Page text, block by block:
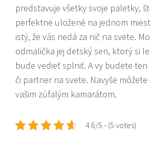
predstavuje všetky svoje paletky,
perfektne uložené na jednom
istý, že vás nedá za nič na svete.
odmalička jej detský sen, ktorý si
bude vedieť splniť. A vy budete
či partner na svete. Navyše
vašim zúfalým kamarátom.
4.6/5 - (5 votes)